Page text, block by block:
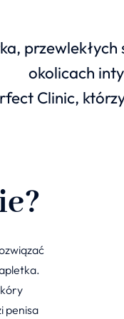
okolicach
Clinic,
penisa